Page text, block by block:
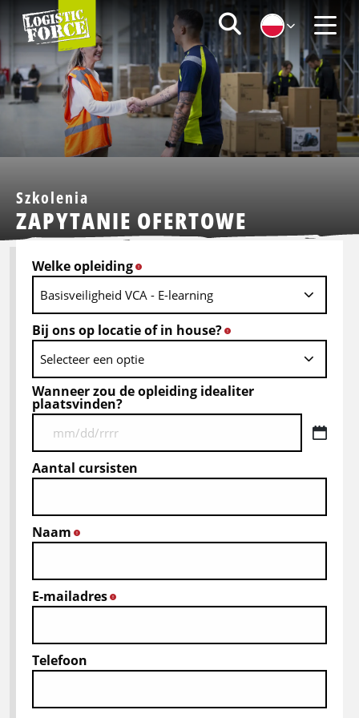
Logistic
Force
|
PL
Zoeken
Menu
Szkolenia
ZAPYTANIE OFERTOWE
Welke opleiding
Bij ons op locatie of in house?
Wanneer zou de opleiding idealiter
plaatsvinden?
ukośnik
DD
RRRR
Aantal cursisten
Naam
E-mailadres
Telefoon